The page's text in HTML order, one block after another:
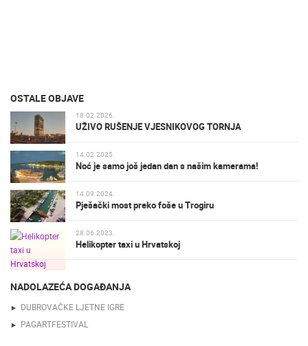
OSTALE OBJAVE
18.02.2026.
UŽIVO RUŠENJE VJESNIKOVOG TORNJA
14.02.2025.
Noć je samo još jedan dan s našim kamerama!
14.09.2024.
Pješački most preko foše u Trogiru
28.06.2023.
Helikopter taxi u Hrvatskoj
NADOLAZEĆA DOGAĐANJA
DUBROVAČKE LJETNE IGRE
PAGARTFESTIVAL